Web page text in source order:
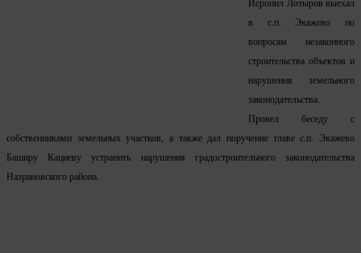
Исропил Лотыров выехал
в с.п. Экажево по
вопросам незаконного
строительства объектов и
нарушения земельного
законодательства.
Провел беседу с
собственниками земельных участков, а также дал поручение главе с.п. Экажево
Баширу Кациеву устранить нарушения градостроительного законодательства
Назрановского района.